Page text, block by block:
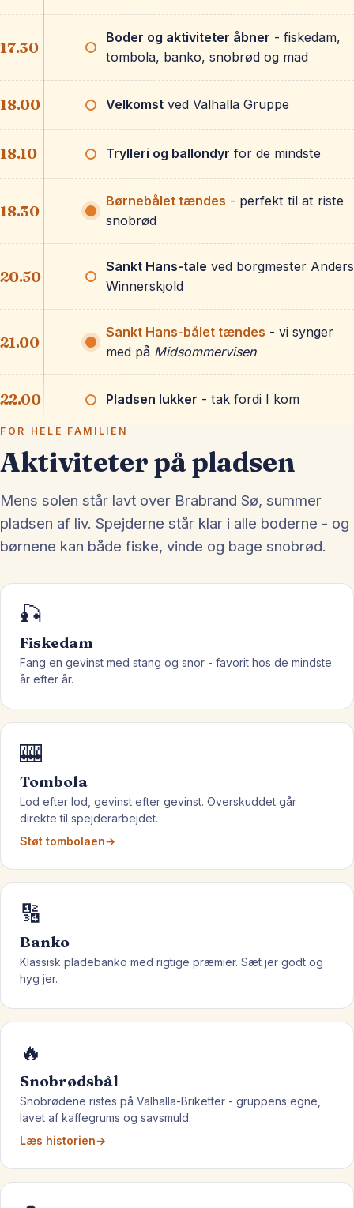
17.30
Boder og aktiviteter åbner - fiskedam,
tombola, banko, snobrød og mad
18.00 Velkomst ved Valhalla Gruppe
18.10 Trylleri og ballondyr for de mindste
18.30
Børnebålet tændes - perfekt til at riste
snobrød
20.50
Sankt Hans-tale ved borgmester Anders
Winnerskjold
21.00
Sankt Hans-bålet tændes - vi synger
med på Midsommervisen
22.00 Pladsen lukker - tak fordi I kom
FOR HELE FAMILIEN
Aktiviteter på pladsen
Mens solen står lavt over Brabrand Sø, summer
pladsen af liv. Spejderne står klar i alle boderne - og
børnene kan både fiske, vinde og bage snobrød.
🎣
Fiskedam
Fang en gevinst med stang og snor - favorit hos de mindste
år efter år.
🎰
Tombola
Lod efter lod, gevinst efter gevinst. Overskuddet går
direkte til spejderarbejdet.
Støt tombolaen
🔢
Banko
Klassisk pladebanko med rigtige præmier. Sæt jer godt og
hyg jer.
🔥
Snobrødsbål
Snobrødene ristes på Valhalla-Briketter - gruppens egne,
lavet af kaffegrums og savsmuld.
Læs historien